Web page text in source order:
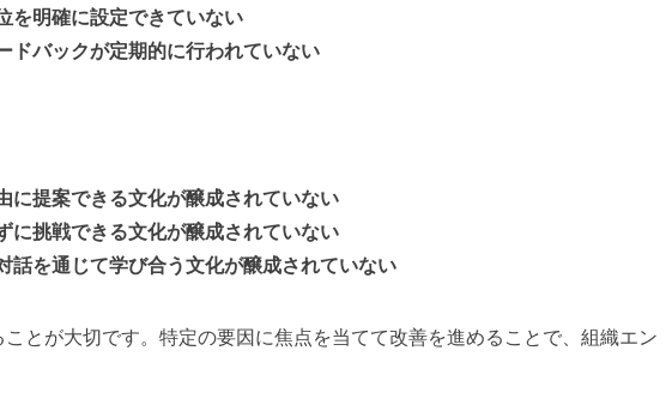
を明確に設定できていない
ドバックが定期的に行われていない
に提案できる文化が醸成されていない
に挑戦できる文化が醸成されていない
話を通じて学び合う文化が醸成されていない
とが大切です。特定の要因に焦点を当てて改善を進めることで、組織エン